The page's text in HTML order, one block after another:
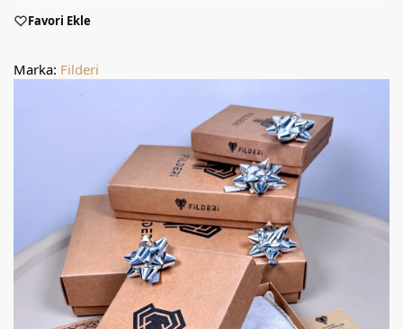
Favori Ekle
Marka: Filderi